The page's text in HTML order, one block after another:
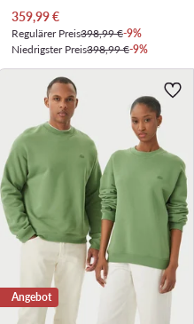
Aktueller Preis
359,99€
Regulärer Preis398,99 €-9%
Niedrigster Preis398,99 €-9%
Angebot